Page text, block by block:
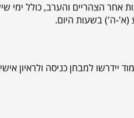
אחר הצהריים והערב, כולל ימי
(א'-ה') בשעות היום.